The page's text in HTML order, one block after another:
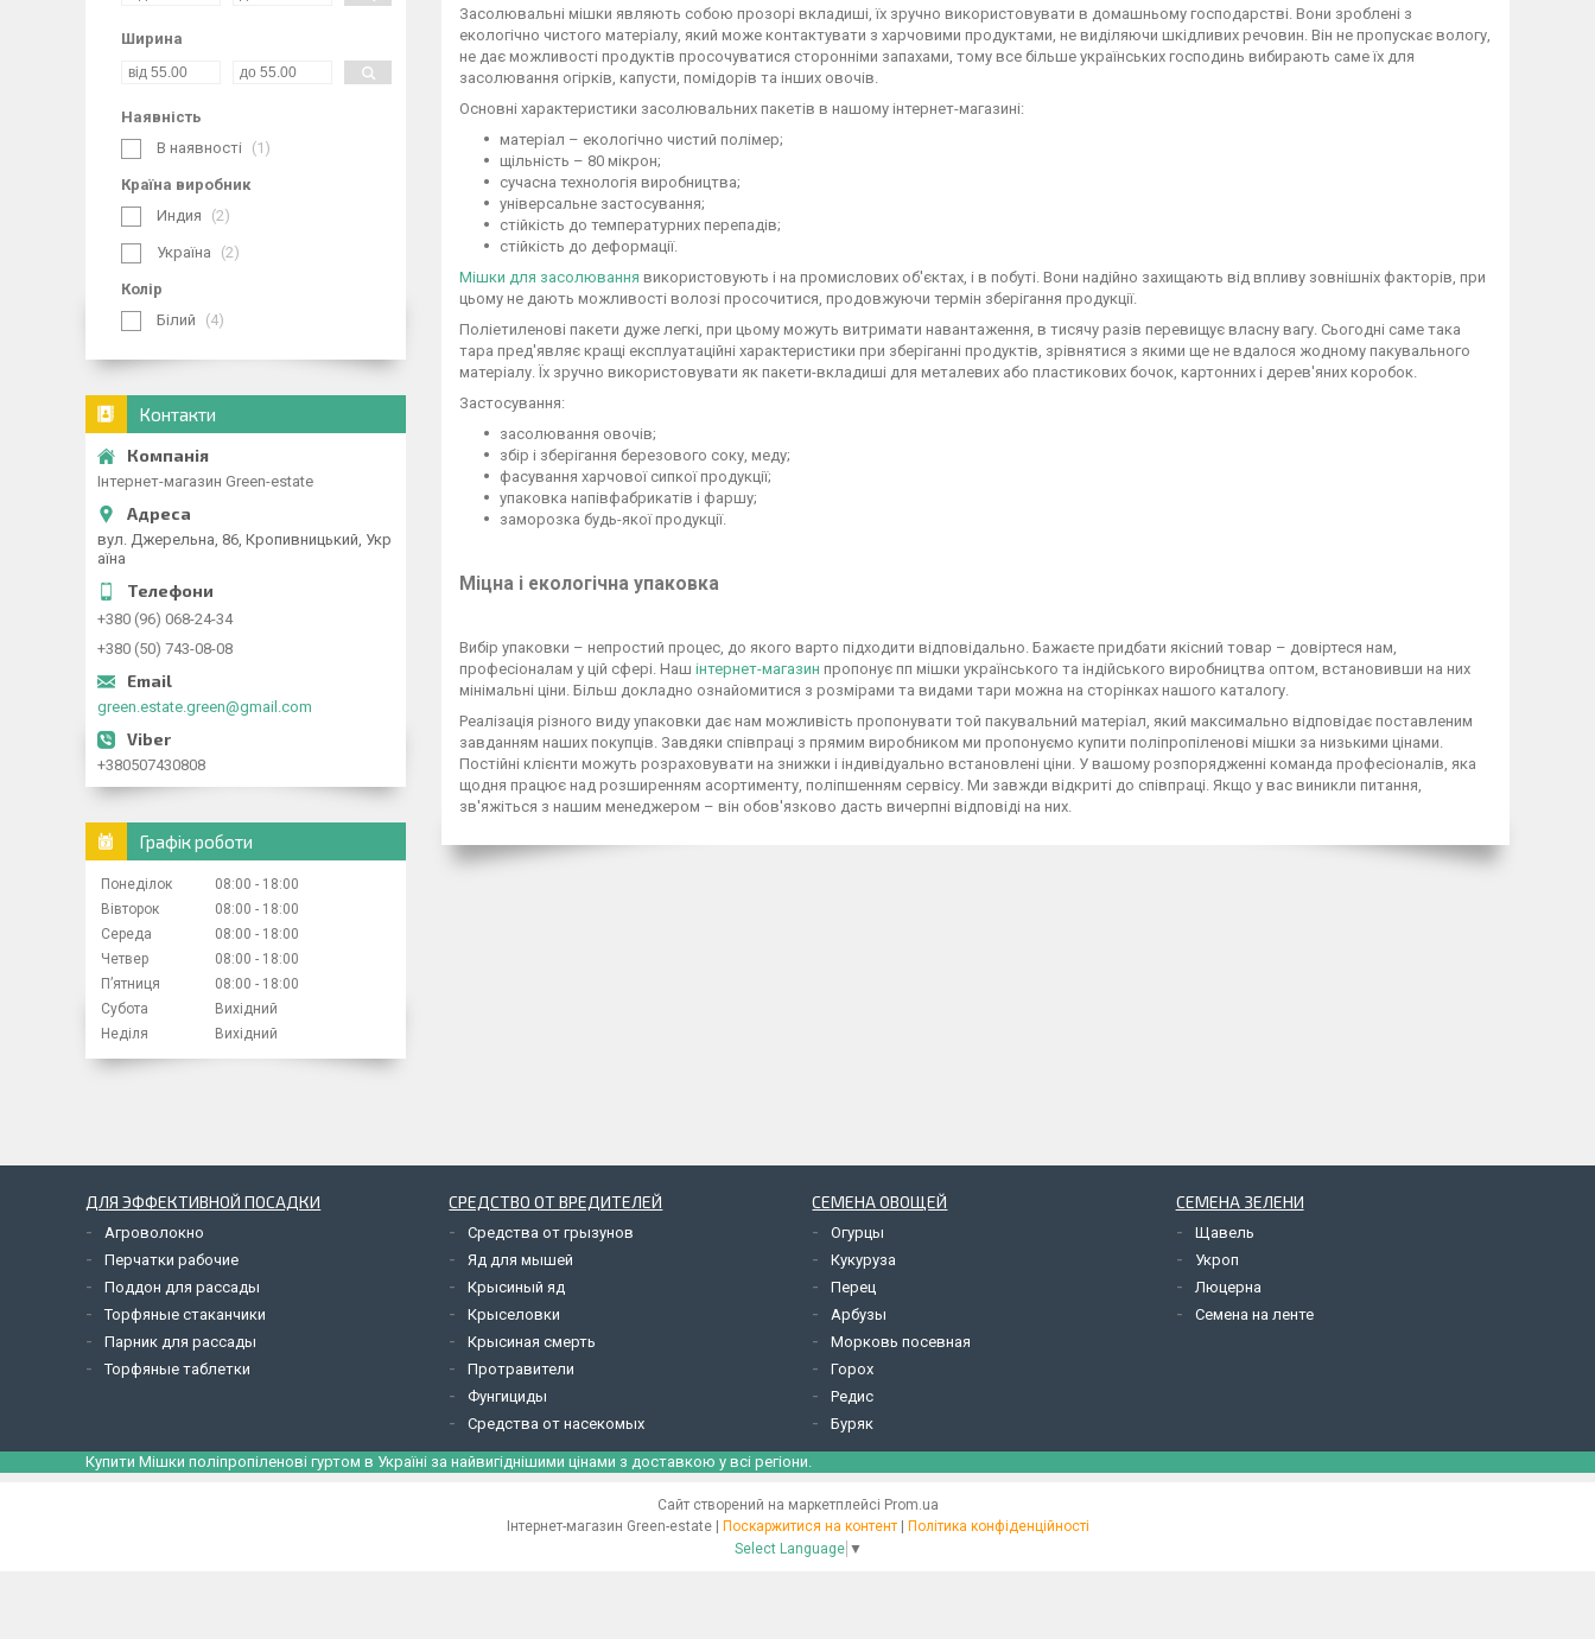
Засолювальні мішки являють собою прозорі вкладиші, їх зручно використовувати в домашньому господарстві. Вони зроблені з
екологічно чистого матеріалу, який може контактувати з харчовими продуктами, не виділяючи шкідливих речовин. Він не пропускає вологу,
не дає можливості продуктів просочуватися сторонніми запахами, тому все більше українських господинь вибирають саме їх для
засолювання огірків, капусти, помідорів та інших овочів.
Основні характеристики засолювальних пакетів в нашому інтернет-магазині:
матеріал – екологічно чистий полімер;
щільність – 80 мікрон;
сучасна технологія виробництва;
універсальне застосування;
стійкість до температурних перепадів;
стійкість до деформації.
Мішки для засолювання використовують і на промислових об'єктах, і в побуті. Вони надійно захищають від впливу зовнішніх факторів, при
цьому не дають можливості волозі просочитися, продовжуючи термін зберігання продукції.
Поліетиленові пакети дуже легкі, при цьому можуть витримати навантаження, в тисячу разів перевищує власну вагу. Сьогодні саме така
тара пред'являє кращі експлуатаційні характеристики при зберіганні продуктів, зрівнятися з якими ще не вдалося жодному пакувального
матеріалу. Їх зручно використовувати як пакети-вкладиші для металевих або пластикових бочок, картонних і дерев'яних коробок.
Застосування:
засолювання овочів;
збір і зберігання березового соку, меду;
фасування харчової сипкої продукції;
упаковка напівфабрикатів і фаршу;
заморозка будь-якої продукції.
Міцна і екологічна упаковка
Вибір упаковки – непростий процес, до якого варто підходити відповідально. Бажаєте придбати якісний товар – довіртеся нам,
професіоналам у цій сфері. Наш інтернет-магазин пропонує пп мішки українського та індійського виробництва оптом, встановивши на них
мінімальні ціни. Більш докладно ознайомитися з розмірами та видами тари можна на сторінках нашого каталогу.
Реалізація різного виду упаковки дає нам можливість пропонувати той пакувальний матеріал, який максимально відповідає поставленим
завданням наших покупців. Завдяки співпраці з прямим виробником ми пропонуємо купити поліпропіленові мішки за низькими цінами.
Постійні клієнти можуть розраховувати на знижки і індивідуально встановлені ціни. У вашому розпорядженні команда професіоналів, яка
щодня працює над розширенням асортименту, поліпшенням сервісу. Ми завжди відкриті до співпраці. Якщо у вас виникли питання,
зв'яжіться з нашим менеджером – він обов'язково дасть вичерпні відповіді на них.
Ширина
Наявність
В наявності
1
Країна виробник
Индия
2
Україна 2
Колір
Білий
4
Контакти
Інтернет-магазин Green-estate
вул. Джерельна, 86, Кропивницький, Укр
аїна
+380 (96) 068-24-34
+380 (50) 743-08-08
green.estate.green@gmail.com
+380507430808
Графік роботи
Понеділок 08:00
18:00
Вівторок
08:00
18:00
Середа
08:00
18:00
Четвер
08:00
18:00
Пʼятниця
08:00
18:00
Субота
Вихідний
Неділя
Вихідний
ДЛЯ ЭФФЕКТИВНОЙ ПОСАДКИ
Агроволокно
Перчатки рабочие
Поддон для рассады
Торфяные стаканчики
Парник для рассады
Торфяные таблетки
СРЕДСТВО ОТ ВРЕДИТЕЛЕЙ
Средства от грызунов
Яд для мышей
Крысиный яд
Крыселовки
Крысиная смерть
Протравители
Фунгициды
Средства от насекомых
СЕМЕНА ОВОЩЕЙ
Огурцы
Кукуруза
Перец
Арбузы
Морковь посевная
Горох
Редис
Буряк
СЕМЕНА ЗЕЛЕНИ
Щавель
Укроп
Люцерна
Семена на ленте
Купити Мішки поліпропіленові гуртом в Україні за найвигіднішими цінами з доставкою у всі регіони.
Сайт створений на маркетплейсі Prom.ua
Поскаржитися на контент
Політика конфіденційності
Select Language ▼